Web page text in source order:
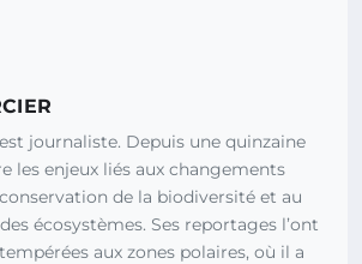
journaliste. Depuis une quinzaine
les enjeux liés aux changements
de la biodiversité et au
écosystèmes. Ses reportages l’ont
aux zones polaires, où il a